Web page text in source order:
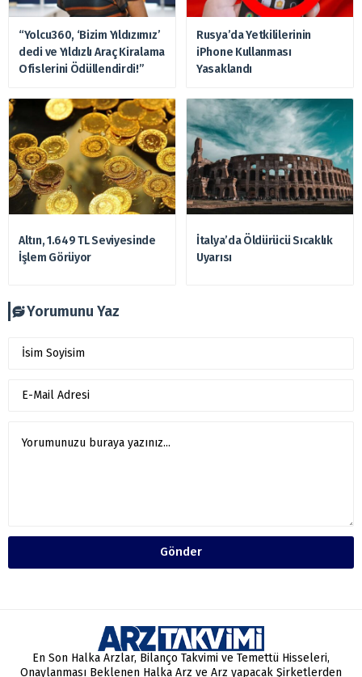
“Yolcu360, ‘Bizim Yıldızımız’
dedi ve Yıldızlı Araç Kiralama
Ofislerini Ödüllendirdi!”
Rusya’da Yetkililerinin
iPhone Kullanması
Yasaklandı
Altın, 1.649 TL Seviyesinde
İşlem Görüyor
İtalya’da Öldürücü Sıcaklık
Uyarısı
Yorumunu Yaz
Gönder
En Son Halka Arzlar, Bilanço Takvimi ve Temettü Hisseleri,
Onaylanması Beklenen Halka Arz ve Arz yapacak Şirketlerden